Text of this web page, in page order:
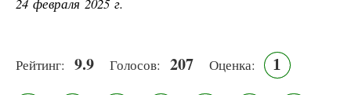
24 февраля 2025 г.
Рейтинг: 9.9 Голосов: 207 Оценка: 1